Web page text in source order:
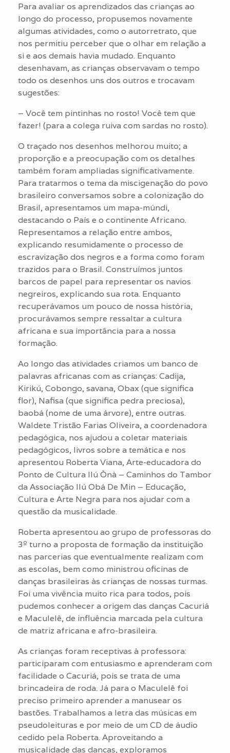
Para avaliar os aprendizados das crianças ao
longo do processo, propusemos novamente
algumas atividades, como o autorretrato, que
nos permitiu perceber que o olhar em relação a
si e aos demais havia mudado. Enquanto
desenhavam, as crianças observavam o tempo
todo os desenhos uns dos outros e trocavam
sugestões:
– Você tem pintinhas no rosto! Você tem que
fazer! (para a colega ruiva com sardas no rosto).
O traçado nos desenhos melhorou muito; a
proporção e a preocupação com os detalhes
também foram ampliadas significativamente.
Para tratarmos o tema da miscigenação do povo
brasileiro conversamos sobre a colonização do
Brasil, apresentamos um mapa-múndi,
destacando o País e o continente Africano.
Representamos a relação entre ambos,
explicando resumidamente o processo de
escravização dos negros e a forma como foram
trazidos para o Brasil. Construímos juntos
barcos de papel para representar os navios
negreiros, explicando sua rota. Enquanto
recuperávamos um pouco de nossa história,
procurávamos sempre ressaltar a cultura
africana e sua importância para a nossa
formação.
Ao longo das atividades criamos um banco de
palavras africanas com as crianças: Cadija,
Kirikú, Cobongo, savana, Obax (que significa
flor), Nafisa (que significa pedra preciosa),
baobá (nome de uma árvore), entre outras.
Waldete Tristão Farias Oliveira, a coordenadora
pedagógica, nos ajudou a coletar materiais
pedagógicos, livros sobre a temática e nos
apresentou Roberta Viana, Arte-educadora do
Ponto de Cultura Ilú Ònà – Caminhos do Tambor
da Associação Ilú Obá De Min – Educação,
Cultura e Arte Negra para nos ajudar com a
questão da musicalidade.
Roberta apresentou ao grupo de professoras do
3º turno a proposta de formação da instituição
nas parcerias que eventualmente realizam com
as escolas, bem como ministrou oficinas de
danças brasileiras às crianças de nossas turmas.
Foi uma vivência muito rica para todos, pois
pudemos conhecer a origem das danças Cacuriá
e Maculelê, de influência marcada pela cultura
de matriz africana e afro-brasileira.
As crianças foram receptivas à professora:
participaram com entusiasmo e aprenderam com
facilidade o Cacuriá, pois se trata de uma
brincadeira de roda. Já para o Maculelê foi
preciso primeiro aprender a manusear os
bastões. Trabalhamos a letra das músicas em
pseudoleituras e por meio de um CD de áudio
cedido pela Roberta. Aproveitando a
musicalidade das danças, exploramos